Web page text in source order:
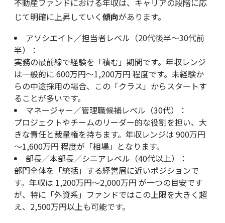
不動産ファンドにおける年収は、キャリアの段階に応
じて明確に上昇していく傾向があります。
アソシエイト／担当者レベル（20代後半～30代前
半）：
実務の最前線で経験を「積む」期間です。年収レンジ
は一般的に 600万円～1,200万円 程度です。未経験か
らの中途採用の場合、この「クラス」からスタートす
ることが多いです。
マネージャー／管理職候補レベル（30代）：
プロジェクトやチームのリーダー的な役割を担い、大
きな責任と裁量権を持ちます。年収レンジは 900万円
～1,600万円 程度が「相場」となります。
部長／本部長／シニアレベル（40代以上）：
部門全体を「統括」する経営層に近いポジションで
す。年収は 1,200万円～2,000万円 が一つの目安です
が、特に「外資系」ファンドではこの上限を大きく超
え、2,500万円以上も可能です。